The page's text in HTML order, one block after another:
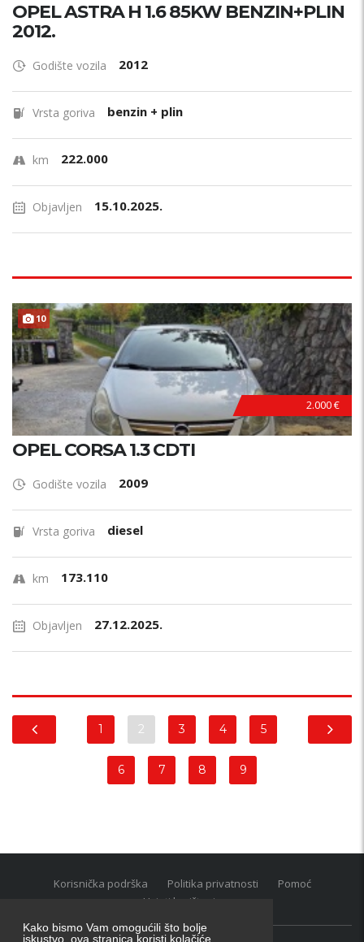
Kako bismo Vam omogućili što bolje
iskustvo, ova stranica koristi kolačiće
OPEL ASTRA H 1.6 85KW BENZIN+PLIN
2012.
Godište vozila 2012
Vrsta goriva benzin + plin
km 222.000
Objavljen 15.10.2025.
10 HITNO !
2.000 €
OPEL CORSA 1.3 CDTI
Godište vozila 2009
Vrsta goriva diesel
km 173.110
Objavljen 27.12.2025.
1 2 3 4 5
6 7 8 9
Korisnička podrška Politika privatnosti
Pomoć
Uvjeti korištenja